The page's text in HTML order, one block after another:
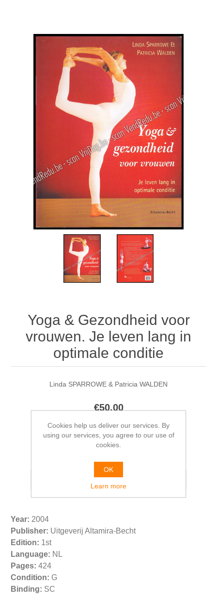
Yoga & Gezondheid voor
vrouwen. Je leven lang in
optimale conditie
Linda SPARROWE & Patricia WALDEN
€50.00
Year: 2004
Publisher: Uitgeverij Altamira-Becht
Edition: 1st
Language: NL
Pages: 424
Condition: G
Binding: SC
Cookies help us deliver our services. By
using our services, you agree to our use of
cookies.
OK
Learn more